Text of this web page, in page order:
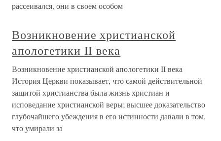
рассеивался, они в своем особом
Возникновение христианской
апологетики II века
Возникновение христианской апологетики II века
История Церкви показывает, что самой действительной
защитой христианства была жизнь христиан и
исповедание христианской веры; высшее доказательство
глубочайшего убеждения в его истинности давали в том,
что умирали за